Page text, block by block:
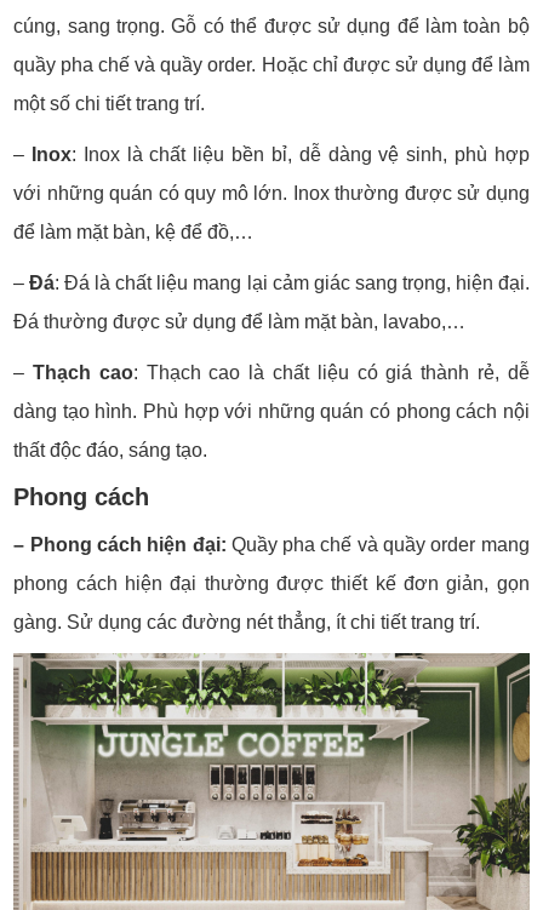
cúng, sang trọng. Gỗ có thể được sử dụng để làm toàn bộ
quầy pha chế và quầy order. Hoặc chỉ được sử dụng để làm
một số chi tiết trang trí.
– Inox: Inox là chất liệu bền bỉ, dễ dàng vệ sinh, phù hợp
với những quán có quy mô lớn. Inox thường được sử dụng
để làm mặt bàn, kệ để đồ,…
–Đá: Đá là chất liệu mang lại cảm giác sang trọng, hiện đại.
Đá thường được sử dụng để làm mặt bàn, lavabo,…
–Thạch cao: Thạch cao là chất liệu có giá thành rẻ, dễ
dàng tạo hình. Phù hợp với những quán có phong cách nội
thất độc đáo, sáng tạo.
Phong cách
– Phong cách hiện đại: Quầy pha chế và quầy order mang
phong cách hiện đại thường được thiết kế đơn giản, gọn
gàng. Sử dụng các đường nét thẳng, ít chi tiết trang trí.